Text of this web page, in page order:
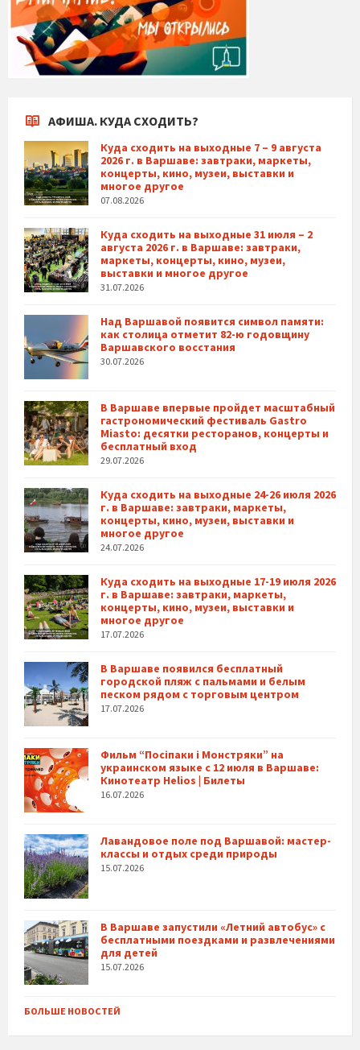
АФИША. КУДА СХОДИТЬ?
Куда сходить на выходные 7 – 9 августа
2026 г. в Варшаве: завтраки, маркеты,
концерты, кино, музеи, выставки и
многое другое
07.08.2026
Куда сходить на выходные 31 июля – 2
августа 2026 г. в Варшаве: завтраки,
маркеты, концерты, кино, музеи,
выставки и многое другое
31.07.2026
Над Варшавой появится символ памяти:
как столица отметит 82-ю годовщину
Варшавского восстания
30.07.2026
В Варшаве впервые пройдет масштабный
гастрономический фестиваль Gastro
Miasto: десятки ресторанов, концерты и
бесплатный вход
29.07.2026
Куда сходить на выходные 24-26 июля 2026
г. в Варшаве: завтраки, маркеты,
концерты, кино, музеи, выставки и
многое другое
24.07.2026
Куда сходить на выходные 17-19 июля 2026
г. в Варшаве: завтраки, маркеты,
концерты, кино, музеи, выставки и
многое другое
17.07.2026
В Варшаве появился бесплатный
городской пляж с пальмами и белым
песком рядом с торговым центром
17.07.2026
Фильм “Посіпаки і Монстряки” на
украинском языке с 12 июля в Варшаве:
Кинотеатр Helios | Билеты
16.07.2026
Лавандовое поле под Варшавой: мастер-
классы и отдых среди природы
15.07.2026
В Варшаве запустили «Летний автобус» с
бесплатными поездками и развлечениями
для детей
15.07.2026
БОЛЬШЕ НОВОСТЕЙ